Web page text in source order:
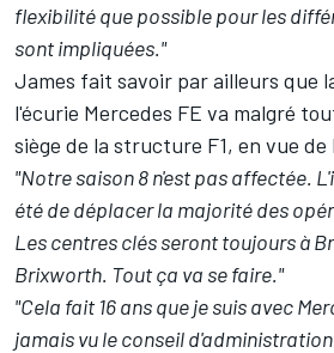
flexibilité que possible pour les
sont impliquées."
James fait savoir par ailleurs que
l'écurie Mercedes FE va malgré
siège de la structure F1, en vue
"Notre saison 8 n'est pas affectée.
été de déplacer la majorité des
Les centres clés seront toujours à
Brixworth. Tout ça va se faire."
"Cela fait 16 ans que je suis avec
jamais vu le conseil